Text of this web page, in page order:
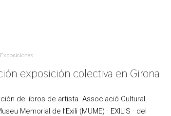
Exposiciones
exposición colectiva en Girona
de libros de artista. Associació Cultural
Memorial de l’Exili (MUME) · EXILIS · del